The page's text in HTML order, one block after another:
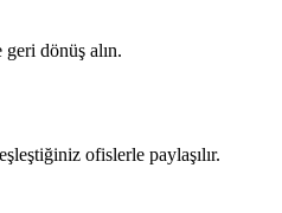
dönüş alın.
ofislerle paylaşılır.